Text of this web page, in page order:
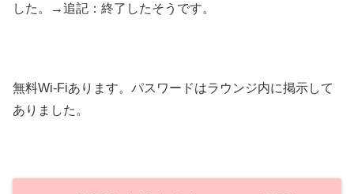
した。→追記：終了したそうです。
無料Wi-Fiあります。パスワードはラウンジ内に掲示して
ありました。